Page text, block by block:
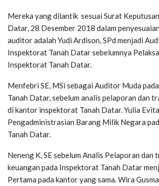
Mereka yang dilantik sesuai Surat
Datar, 28 Desember 2018 dalam
auditor adalah Yudi Ardison, SPd menjadi
Inspektorat Tanah Datar sebelumnya
Inspektorat Tanah Datar.
Menfebri SE, MSi sebagai Auditor Muda
Tanah Datar, sebelum analis pelaporan dan
di kantor inspektorat Tanah Datar. Yulia
Pengadministrasian Barang Milik Negara
Tanah Datar.
Neneng K, SE sebelum Analis Pelaporan dan
keuangan pada Inspektorat Tanah Datar
Pertama pada kantor yang sama. Wira